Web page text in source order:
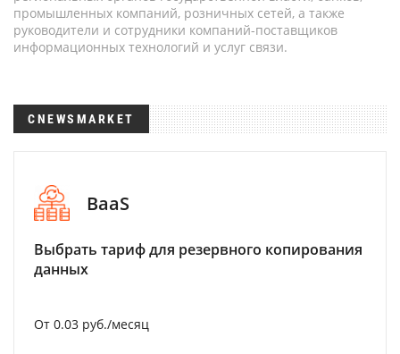
промышленных компаний, розничных сетей, а также
руководители и сотрудники компаний-поставщиков
информационных технологий и услуг связи.
CNEWSMARKET
BaaS
Выбрать тариф для резервного копирования
данных
От 0.03 руб./месяц